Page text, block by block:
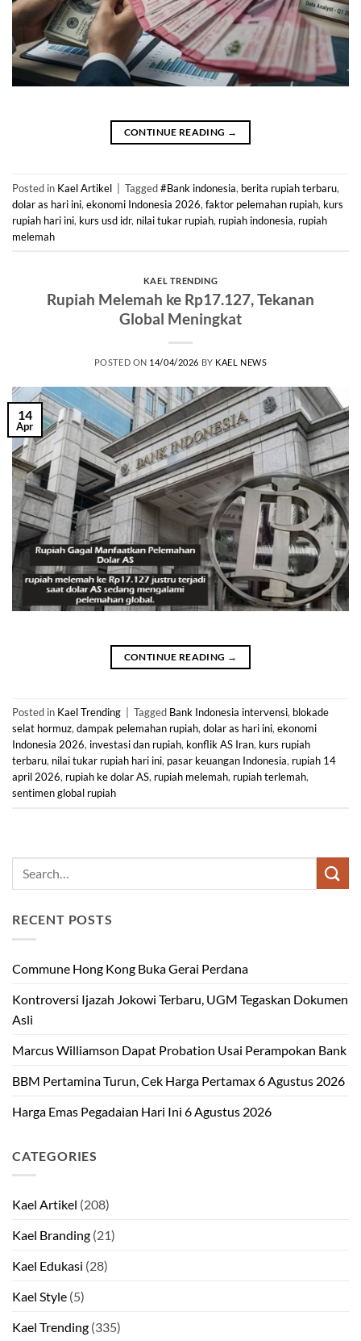
CONTINUE READING →
Posted in Kael Artikel Tagged#Bank indonesia, berita rupiah terbaru,
dolar as hari ini, ekonomi Indonesia 2026, faktor pelemahan rupiah, kurs
rupiah hari ini, kurs usd idr, nilai tukar rupiah, rupiah indonesia, rupiah
melemah
KAEL TRENDING
Rupiah Melemah ke Rp17.127, Tekanan
Global Meningkat
POSTED ON 14/04/2026 BY KAEL NEWS
14
Apr
CONTINUE READING →
Posted in Kael Trending Tagged Bank Indonesia intervensi, blokade
selat hormuz,dampak pelemahan rupiah,dolar as hari ini,ekonomi
Indonesia 2026, investasi dan rupiah, konflik AS Iran, kurs rupiah
terbaru, nilai tukar rupiah hari ini, pasar keuangan Indonesia, rupiah 14
april 2026, rupiah ke dolar AS, rupiah melemah, rupiah terlemah,
sentimen global rupiah
RECENT POSTS
Commune Hong Kong Buka Gerai Perdana
Kontroversi Ijazah Jokowi Terbaru, UGM Tegaskan Dokumen
Asli
Marcus Williamson Dapat Probation Usai Perampokan Bank
BBM Pertamina Turun, Cek Harga Pertamax 6 Agustus 2026
Harga Emas Pegadaian Hari Ini 6 Agustus 2026
CATEGORIES
Kael Artikel (208)
Kael Branding (21)
Kael Edukasi (28)
Kael Style (5)
Kael Trending (335)